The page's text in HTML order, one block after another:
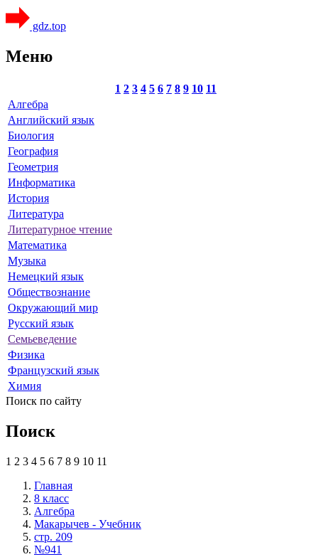
gdz.top
Меню
1 2 3 4 5 6 7 8 9 10 11
Алгебра
Английский язык
Биология
География
Геометрия
Информатика
История
Литература
Литературное чтение
Математика
Музыка
Немецкий язык
Обществознание
Окружающий мир
Русский язык
Семьеведение
Физика
Французский язык
Химия
Поиск по сайту
Поиск
1 2 3 4 5 6 7 8 9 10 11
Главная
8 класс
Алгебра
Макарычев - Учебник
стр. 209
№941